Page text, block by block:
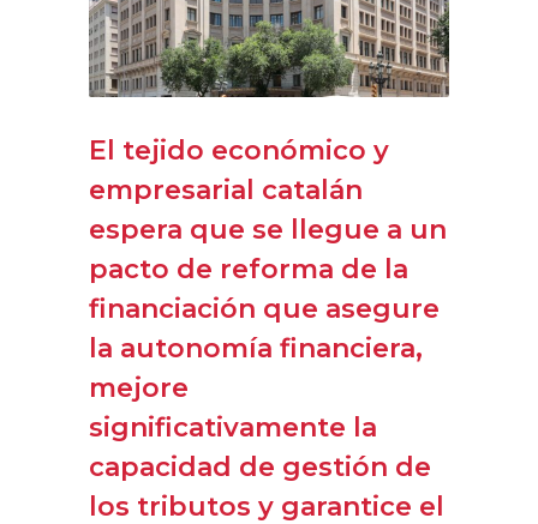
El tejido económico y
empresarial catalán
espera que se llegue a un
pacto de reforma de la
financiación que asegure
la autonomía financiera,
mejore
significativamente la
capacidad de gestión de
los tributos y garantice el